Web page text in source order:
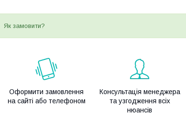
Як замовити?
Оформити замовлення
на сайті або телефоном
Консультація менеджера
та узгодження всіх
нюансів